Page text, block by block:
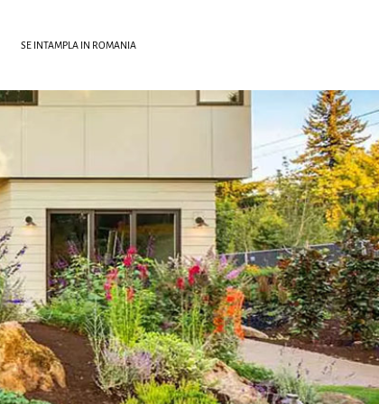
SE INTAMPLA IN ROMANIA